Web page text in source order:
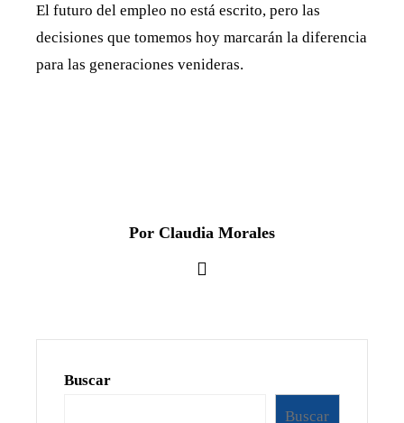
El futuro del empleo no está escrito, pero las
decisiones que tomemos hoy marcarán la diferencia
para las generaciones venideras.
Por Claudia Morales
Buscar
Buscar